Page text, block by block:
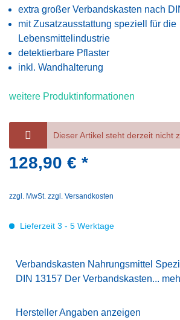
extra großer Verbandskasten nach
mit Zusatzausstattung speziell für die
Lebensmittelindustrie
detektierbare Pflaster
inkl. Wandhalterung
weitere Produktinformationen
Dieser Artikel steht derzeit nicht
128,90 € *
zzgl. MwSt. zzgl. Versandkosten
Lieferzeit 3 - 5 Werktage
Verbandskasten Nahrungsmittel
DIN 13157 Der Verbandskasten...
Hersteller Angaben anzeigen